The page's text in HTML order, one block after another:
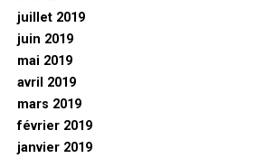
juillet 2019
juin 2019
mai 2019
avril 2019
mars 2019
février 2019
janvier 2019